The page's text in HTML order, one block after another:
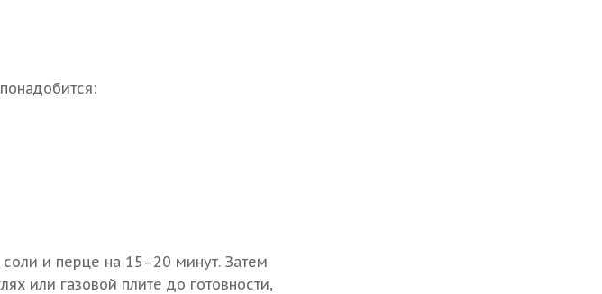
и перце на 15–20 минут. Затем
или газовой плите до готовности,